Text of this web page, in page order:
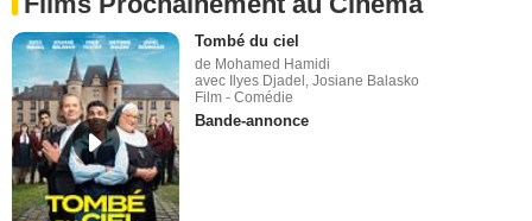
Tombé du ciel
de Mohamed Hamidi
avec Ilyes Djadel, Josiane Balasko
Film - Comédie
Bande-annonce